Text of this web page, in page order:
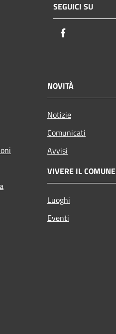
SEGUICI SU
NOVITÀ
Notizie
Comunicati
Avvisi
VIVERE IL COMUNE
Luoghi
Eventi